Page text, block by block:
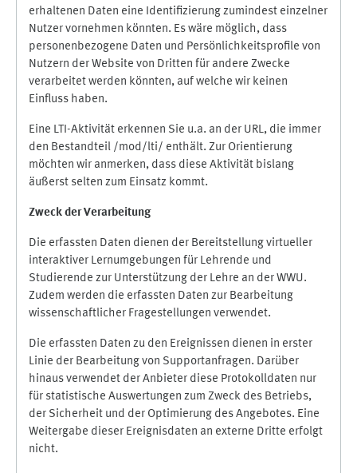
erhaltenen Daten eine Identifizierung zumindest einzelner
Nutzer vornehmen könnten. Es wäre möglich, dass
personenbezogene Daten und Persönlichkeitsprofile von
Nutzern der Website von Dritten für andere Zwecke
verarbeitet werden könnten, auf welche wir keinen
Einfluss haben.
Eine LTI-Aktivität erkennen Sie u.a. an der URL, die immer
den Bestandteil /mod/lti/ enthält. Zur Orientierung
möchten wir anmerken, dass diese Aktivität bislang
äußerst selten zum Einsatz kommt.
Zweck der Verarbeitung
Die erfassten Daten dienen der Bereitstellung virtueller
interaktiver Lernumgebungen für Lehrende und
Studierende zur Unterstützung der Lehre an der WWU.
Zudem werden die erfassten Daten zur Bearbeitung
wissenschaftlicher Fragestellungen verwendet.
Die erfassten Daten zu den Ereignissen dienen in erster
Linie der Bearbeitung von Supportanfragen. Darüber
hinaus verwendet der Anbieter diese Protokolldaten nur
für statistische Auswertungen zum Zweck des Betriebs,
der Sicherheit und der Optimierung des Angebotes. Eine
Weitergabe dieser Ereignisdaten an externe Dritte erfolgt
nicht.